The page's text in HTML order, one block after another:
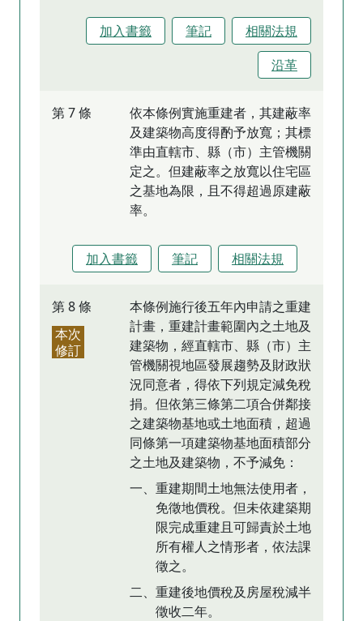
加入書籤 筆記
相關法規
沿革
第 7 條
依本條例實施重建者，其建蔽率
及建築物高度得酌予放寬；其標
準由直轄市、縣（市）主管機關
定之。但建蔽率之放寬以住宅區
之基地為限，且不得超過原建蔽
率。
加入書籤 筆記 相關法規
第 8 條
本次
修訂
本條例施行後五年內申請之重建
計畫，重建計畫範圍內之土地及
建築物，經直轄市、縣（市）主
管機關視地區發展趨勢及財政狀
況同意者，得依下列規定減免稅
捐。但依第三條第二項合併鄰接
之建築物基地或土地面積，超過
同條第一項建築物基地面積部分
之土地及建築物，不予減免：
一、重建期間土地無法使用者，
免徵地價稅。但未依建築期
限完成重建且可歸責於土地
所有權人之情形者，依法課
徵之。
二、重建後地價稅及房屋稅減半
徵收二年。